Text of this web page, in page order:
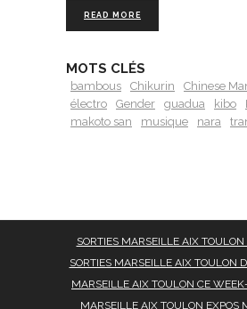
READ MORE
MOTS CLÉS
bambous Chikurin
Chinese
électro
Gender guadua kibo
makoto san
musique nara
SORTIES MARSEILLE AIX
SORTIES MARSEILLE AIX TOULON
MARSEILLE AIX TOULON CE
MARSEILLE AIX TOULON EXPOS